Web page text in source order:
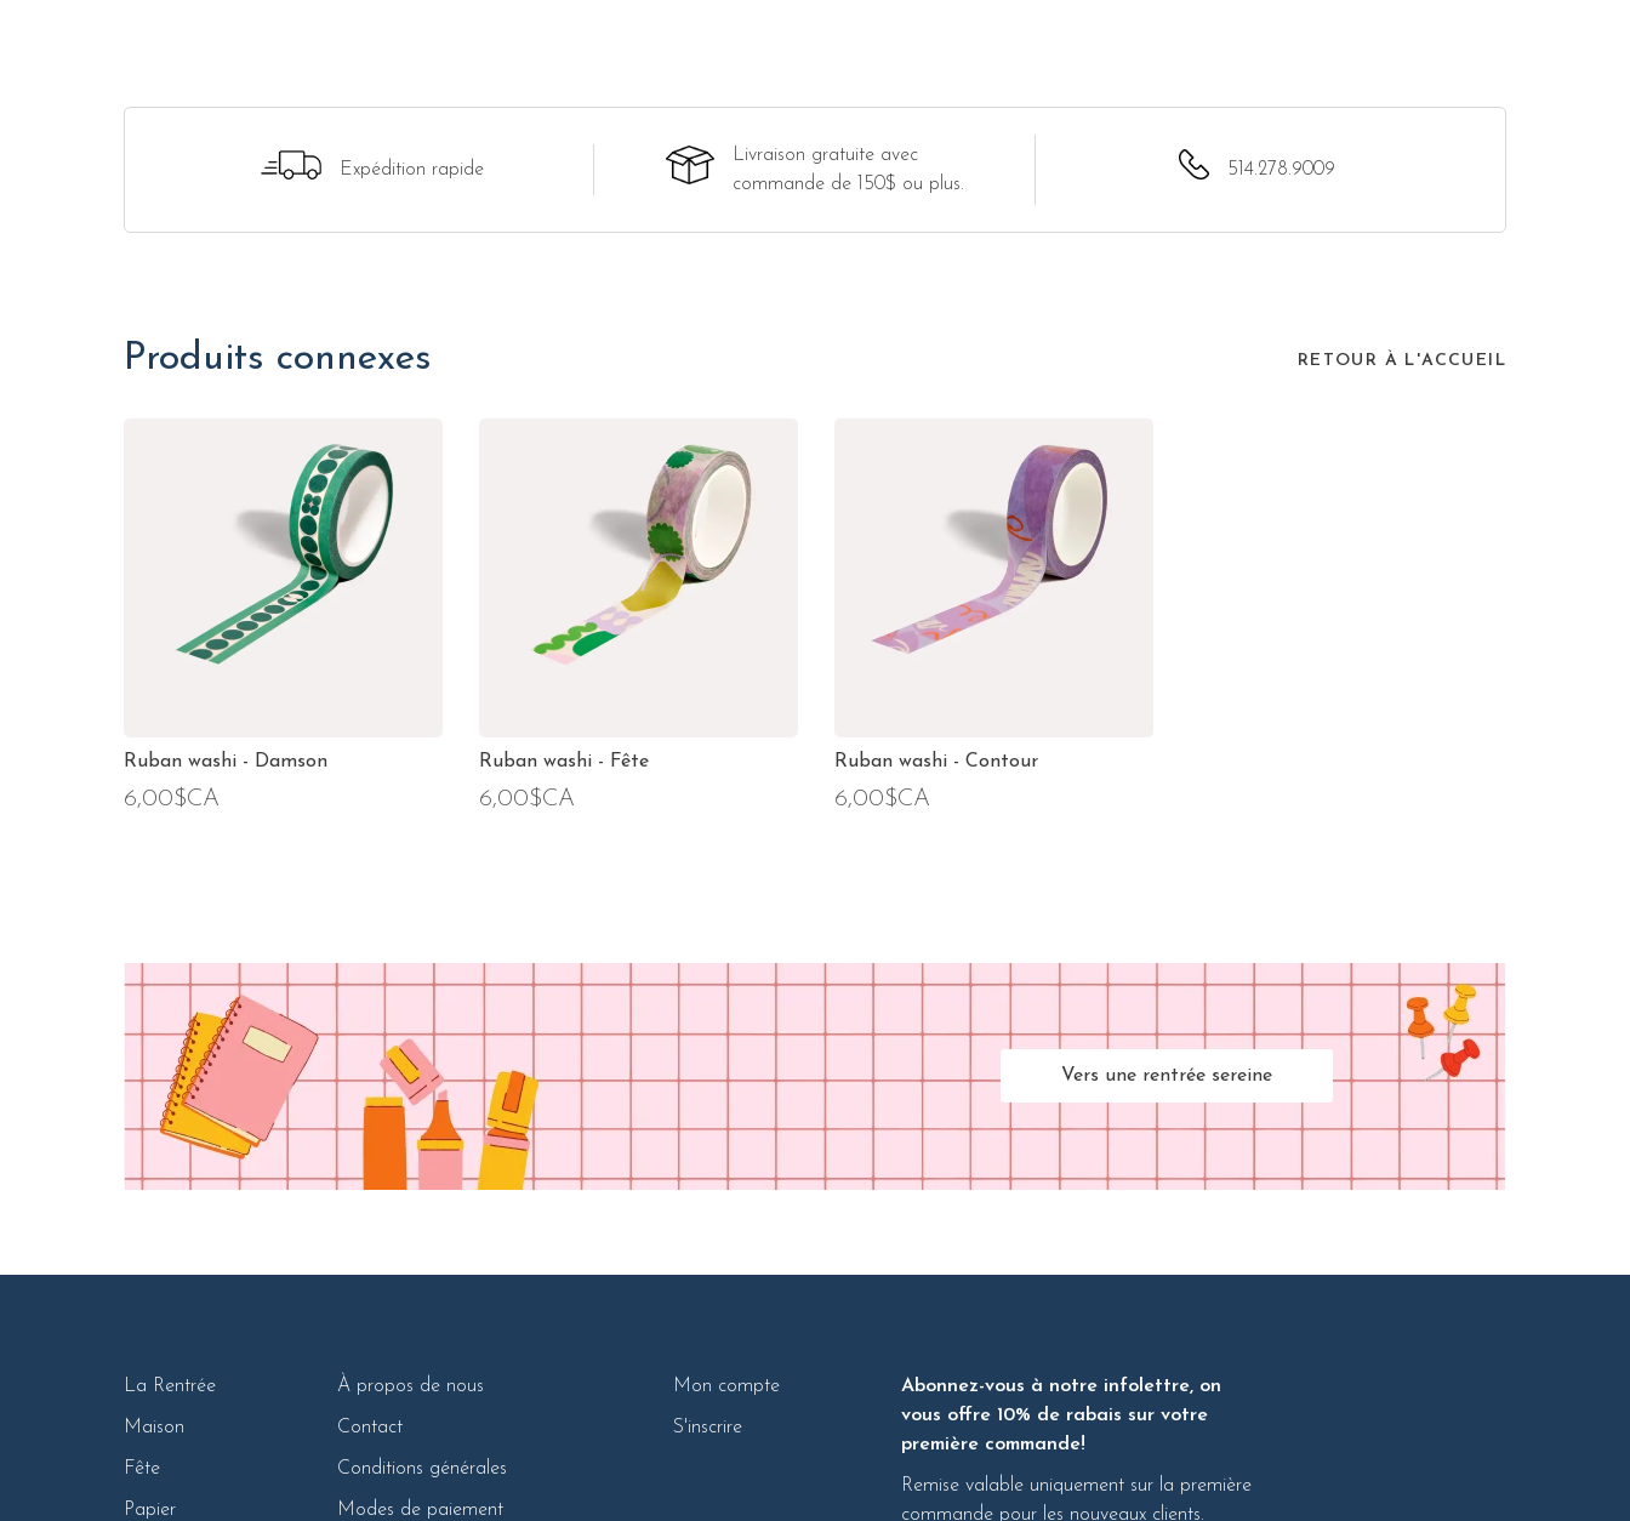
Expédition rapide
Livraison gratuite avec
commande de 150$ ou plus.
514.278.9009
Produits connexes RETOUR À L'ACCUEIL
Ruban washi - Damson
6,00$CA
Ruban washi - Fête
6,00$CA
Ruban washi - Contour
6,00$CA
Vers une rentrée sereine
La Rentrée
Maison
Fête
Papier
À propos de nous
Contact
Conditions générales
Modes de paiement
Mon compte
S'inscrire
Abonnez-vous à notre infolettre, on
vous offre 10% de rabais sur votre
première commande!
Remise valable uniquement sur la première
commande pour les nouveaux clients.